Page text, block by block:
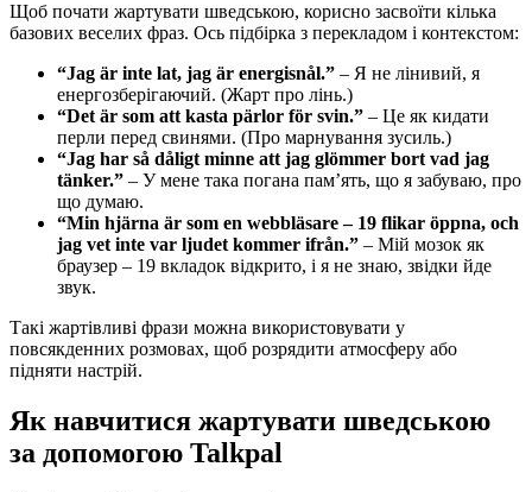
Щоб почати жартувати шведською, корисно засвоїти кілька
базових веселих фраз. Ось підбірка з перекладом і контекстом:
“Jag är inte lat, jag är energisnål.” – Я не лінивий, я
енергозберігаючий. (Жарт про лінь.)
“Det är som att kasta pärlor för svin.” – Це як кидати
перли перед свинями. (Про марнування зусиль.)
“Jag har så dåligt minne att jag glömmer bort vad jag
tänker.” – У мене така погана пам’ять, що я забуваю, про
що думаю.
“Min hjärna är som en webbläsare – 19 flikar öppna, och
jag vet inte var ljudet kommer ifrån.” – Мій мозок як
браузер – 19 вкладок відкрито, і я не знаю, звідки йде
звук.
Такі жартівливі фрази можна використовувати у
повсякденних розмовах, щоб розрядити атмосферу або
підняти настрій.
Як навчитися жартувати шведською
за допомогою Talkpal